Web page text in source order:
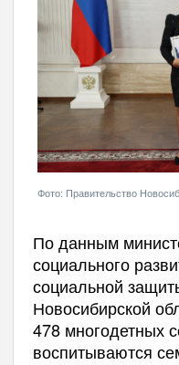
Фото: Правительство
По данным
социального
социальной
Новосибирской
478 многодетных
воспитываются